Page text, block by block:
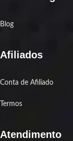
Blog
Afiliados
Conta de Afiliado
Termos
Atendimento